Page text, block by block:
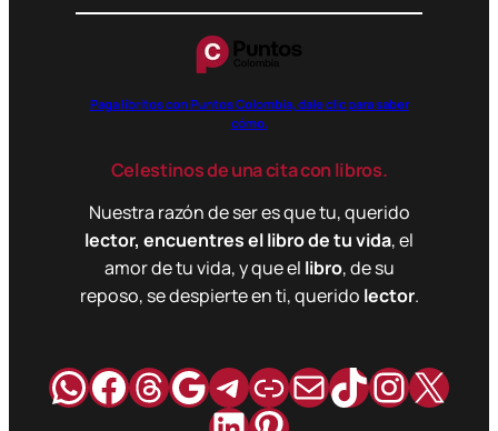
Paga libritos con Puntos Colombia, dale clic para saber
cómo.
Celestinos de una cita con libros.
Nuestra razón de ser es que tu, querido
lector, encuentres el libro de tu vida, el
amor de tu vida, y que el libro, de su
reposo, se despierte en ti, querido lector.
WhatsApp
Facebook
Hilos
Google
Telegram
Enlace
Correo
TikTok
X